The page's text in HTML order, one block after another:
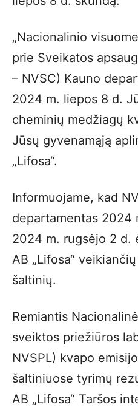
„Nacionalinio
prie Sveikatos
– NVSC) Kauno
2024 m. liepos 8 d.
cheminių medžiagų
Jūsų gyvenamąją
„Lifosa“.
Informuojame, kad
departamentas 2024
2024 m. rugsėjo 2 d.
AB „Lifosa“
šaltinių.
Remiantis
sveiktos priežiūros
NVSPL) kvapo
šaltiniuose tyrimų
AB „Lifosa“ Taršos